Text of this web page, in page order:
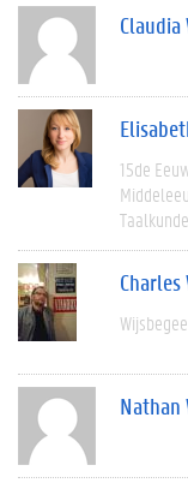
15de
Taalkunde
Nathan